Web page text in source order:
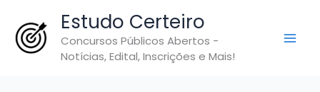
para
Estudo Certeiro
Concursos Públicos Abertos -
Notícias, Edital, Inscrições e Mais!